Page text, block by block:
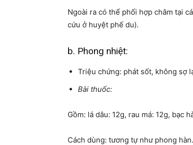
Ngoài ra có thể phối hợp châm tại
cứu ở huyệt phế du).
b. Phong nhiệt:
Triệu chứng: phát sốt, không sợ
Bài thuốc:
Gồm: lá dâu: 12g, rau má: 12g, bạc
Cách dùng: tương tự như phong hàn.